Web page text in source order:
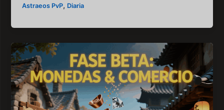
Astraeos PvP, Diaria